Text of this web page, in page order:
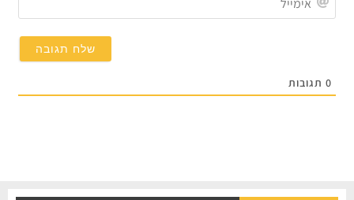
0תגובות